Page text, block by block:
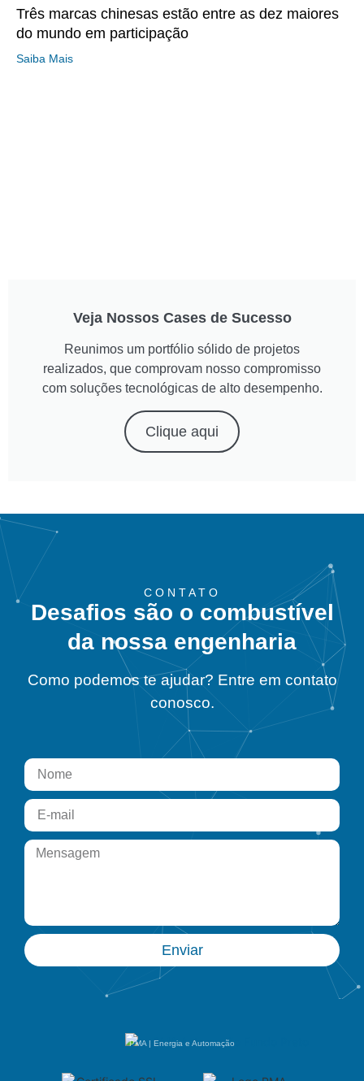
Três marcas chinesas estão entre as dez maiores
do mundo em participação
Saiba Mais
Veja Nossos Cases de Sucesso
Reunimos um portfólio sólido de projetos
realizados, que comprovam nosso compromisso
com soluções tecnológicas de alto desempenho.
Clique aqui
CONTATO
Desafios são o combustível
da nossa engenharia
Como podemos te ajudar? Entre em contato
conosco.
Enviar
PMA | Energia e Automação